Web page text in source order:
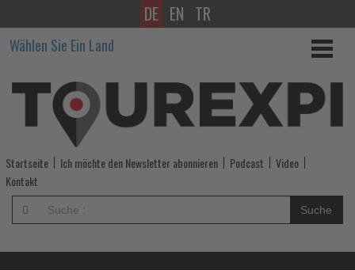
Wissen,
was
im
Tourismus
los
ist!
Wissen,
DE EN TR
Wählen Sie Ein Land
Startseite Ich möchte den Newsletter abonnieren Podcast
Video
Kontakt
Suche